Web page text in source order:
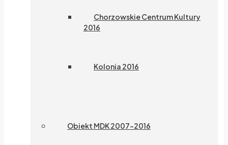
Chorzowskie Centrum Kultury
2016
Kolonia 2016
Obiekt MDK 2007-2016